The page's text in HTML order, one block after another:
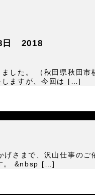
日 2018
した。 （秋田県秋田
しますが、今回は […]
さまで、沢山仕事の
。 &nbsp […]